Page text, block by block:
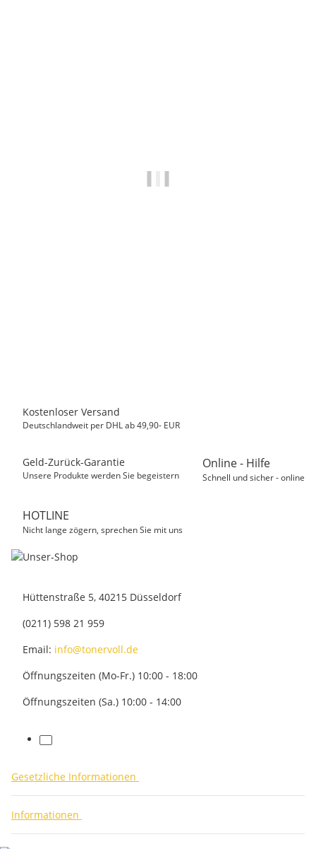
Kostenloser Versand
Deutschlandweit per DHL ab 49,90- EUR
Geld-Zurück-Garantie
Unsere Produkte werden Sie begeistern
Online - Hilfe
Schnell und sicher - online
HOTLINE
Nicht lange zögern, sprechen Sie mit uns
Hüttenstraße 5, 40215 Düsseldorf
(0211) 598 21 959
Email: info@tonervoll.de
Öffnungszeiten (Mo-Fr.) 10:00 - 18:00
Öffnungszeiten (Sa.) 10:00 - 14:00
facebook
Gesetzliche Informationen
Informationen